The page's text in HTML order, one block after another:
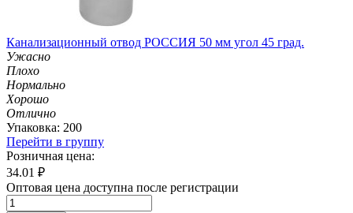
Канализационный отвод РОССИЯ 50 мм угол 45 град.
Ужасно
Плохо
Нормально
Хорошо
Отлично
Упаковка: 200
Перейти в группу
Розничная цена:
34.01 ₽
Оптовая цена доступна после регистрации